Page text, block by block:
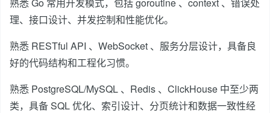
理、接口设计、并发控制和性能优化。
熟悉 RESTful API 、WebSocket 、服务分层设计，具备良
好的代码结构和工程化习惯。
熟悉 PostgreSQL/MySQL 、Redis 、ClickHouse 中至少两
类，具备 SQL 优化、索引设计、分页统计和数据一致性经